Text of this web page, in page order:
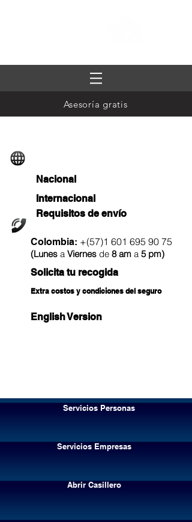
Asesoría gratis
Nacional
Internacional
Requisitos de envío
Colombia: +(57)1 601 695 90 75
(Lunes a Viernes de 8 am a 5 pm)
Solicita tu recogida
Extra costos y condiciones del seguro
English Version
Servicios Personas
Servicios Empresas
Abrir Casillero